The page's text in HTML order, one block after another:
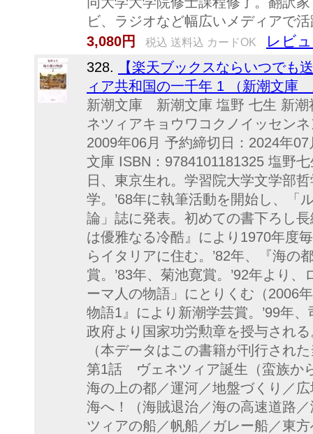
ビ、ラジオなど幅広いメディアで
3,080円
税込 送料込 カードOK レビ
328.
【楽天ブックスならいつでも
ィア共和国の一千年 1 （新潮文庫
新潮文庫 新潮文庫 塩野 七生 新潮
ネツィアキョウワコクノイッセン
2009年06月 予約締切日：2024年
文庫 ISBN：9784101181325 塩野
日、東京生れ。学習院大学文学部
学。’68年に執筆活動を開始し、「
論」誌に発表。初めての書下ろし
は優雅なる冷酷』により1970年度
らイタリアに住む。’82年、『海の
賞。’83年、菊池寛賞。’92年より
ーマ人の物語」にとりくむ（2006
物語1』により新潮学芸賞。’99年
政府より国家功労勲章を授与され
（本データはこの書籍が刊行され
第1話 ヴェネツィア誕生（蛮族か
海の上の都／運河／地盤づくり／
海へ！（海賊退治／海の高速道路
ツィアの船／帆船／ガレー船／東